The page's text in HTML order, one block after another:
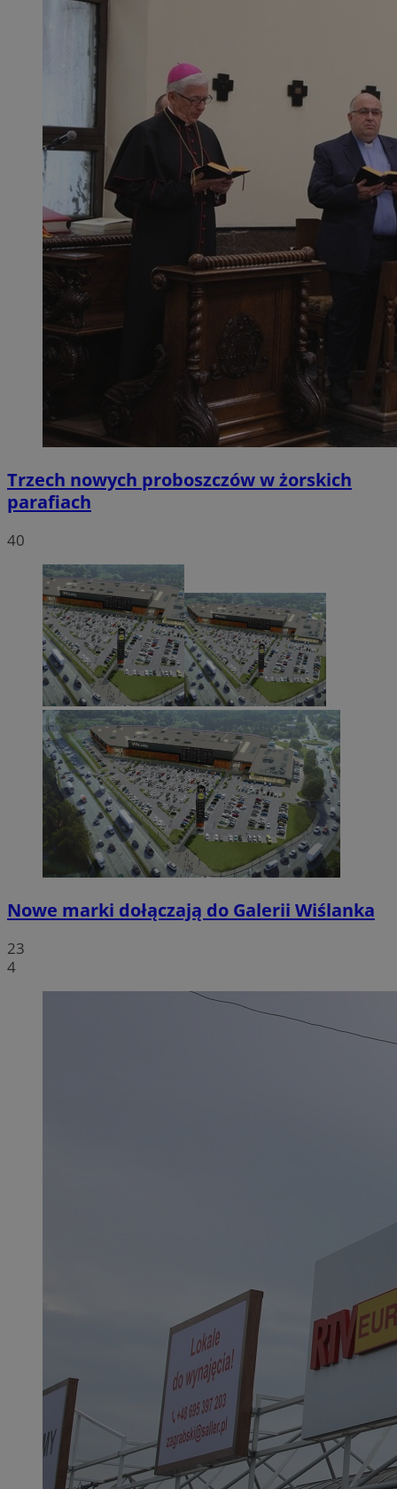
Trzech nowych proboszczów w żorskich
parafiach
40
Nowe marki dołączają do Galerii Wiślanka
23
4